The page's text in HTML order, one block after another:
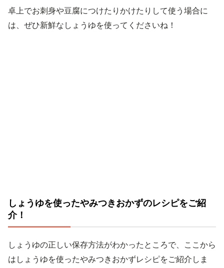
卓上でお刺身や豆腐につけたりかけたりして使う場合に
は、ぜひ新鮮なしょうゆを使ってくださいね！
しょうゆを使ったやみつきおかずのレシピをご紹
介！
しょうゆの正しい保存方法がわかったところで、ここから
はしょうゆを使ったやみつきおかずレシピをご紹介しま